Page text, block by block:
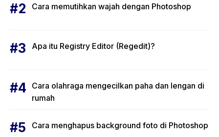
Cara memutihkan wajah dengan Photoshop
Apa itu Registry Editor (Regedit)?
Cara olahraga mengecilkan paha dan lengan di
rumah
Cara menghapus background foto di Photoshop